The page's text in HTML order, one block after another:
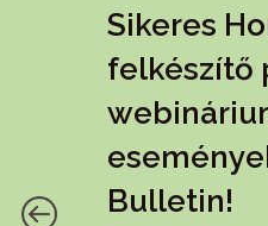
Sikeres
felkészítő
Bulletin!